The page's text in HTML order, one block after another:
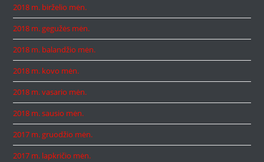
2018 m. birželio mėn.
2018 m. gegužės mėn.
2018 m. balandžio mėn.
2018 m. kovo mėn.
2018 m. vasario mėn.
2018 m. sausio mėn.
2017 m. gruodžio mėn.
2017 m. lapkričio mėn.